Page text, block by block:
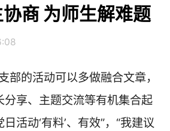
商 为师生解难题
部的活动可以多做融合文章，
分享、主题交流等有机集合起
活动‘有料’、有效”，“我建议